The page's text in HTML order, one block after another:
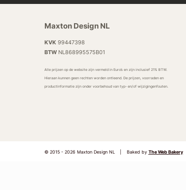
Maxton Design NL
KVK 99447398
BTWNL868995575B01
Alle prijzen op de website zijn vermeld in Euro’s en zijn inclusief 21% BTW.
Hieraan kunnen geen rechten worden ontleend. De prijzen, voorraden en
productinformatie zijn onder voorbehoud van typ- en/of wijzigingenfouten.
© 2015 - 2026 Maxton Design NL Baked by The Web Bakery